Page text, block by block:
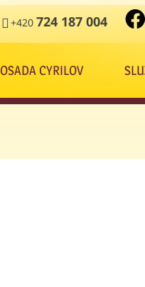
+420 724 187 004
OSADA CYRILOV